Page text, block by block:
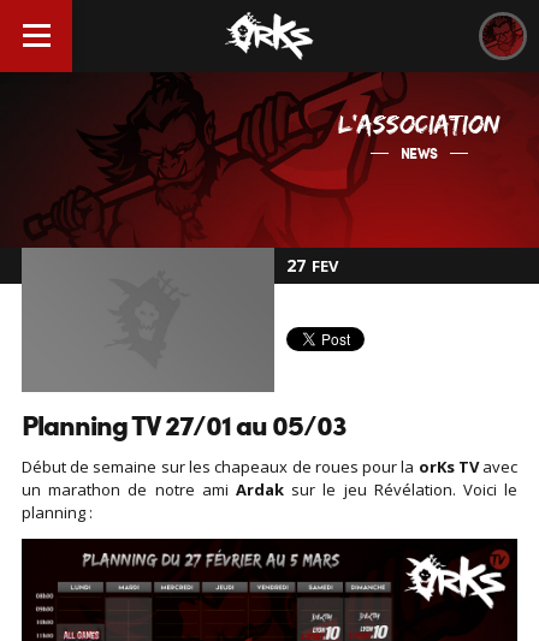
L'ASSOCIATION
NEWS
27 FEV
Planning TV 27/01 au 05/03
Début de semaine sur les chapeaux de roues pour la orKs TVavec
un marathon de notre ami Ardak sur le jeu Révélation. Voici le
planning :